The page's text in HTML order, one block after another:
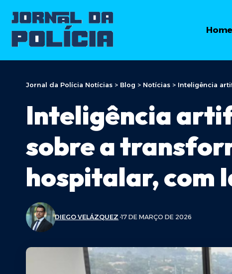
Home
Jornal da Polícia Notícias > Blog > Notícias > Inteligência
Inteligência
sobre a
hospitalar, com
DIEGO VELÁZQUEZ 17 DE MARÇO DE 2026